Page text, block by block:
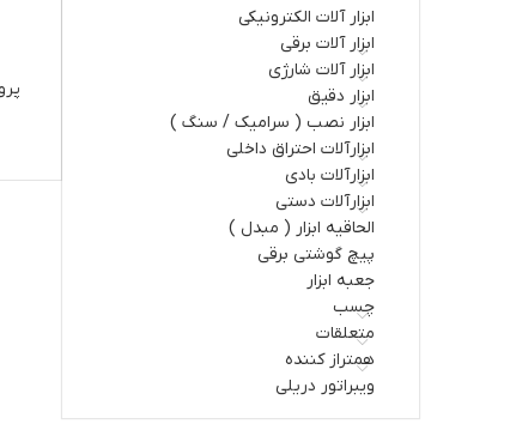
ابزار آلات الکترونیکی
ابزار آلات برقي
ابزار آلات شارژي
ابزار دقیق
ابزار نصب ( سرامیک / سنگ )
ابزارآلات احتراق داخلي
ابزارآلات بادی
ابزارآلات دستي
الحاقیه ابزار ( مبدل )
پیچ گوشتی برقی
جعبه ابزار
چسب
متعلقات
همتراز کننده
ویبراتور دریلی
پروفیل